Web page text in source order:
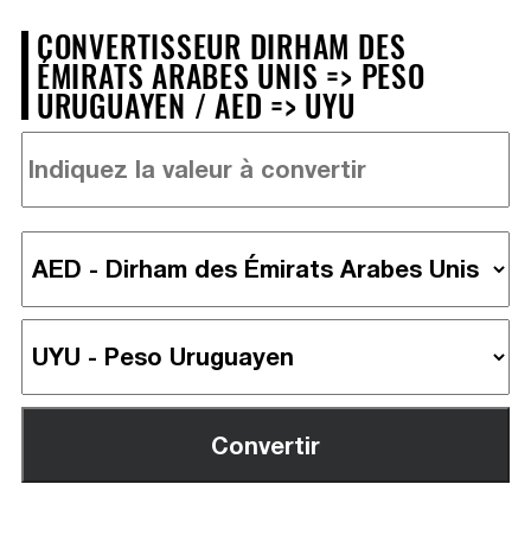
CONVERTISSEUR DIRHAM DES
ÉMIRATS ARABES UNIS => PESO
URUGUAYEN / AED => UYU